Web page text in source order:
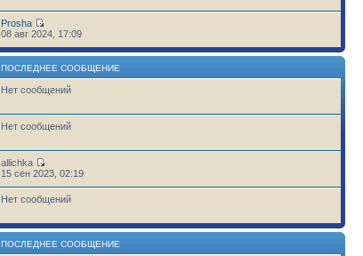
Prosha
08 авг 2024, 17:09
ПОСЛЕДНЕЕ СООБЩЕНИЕ
Нет сообщений
Нет сообщений
allichka
15 сен 2023, 02:19
Нет сообщений
ПОСЛЕДНЕЕ СООБЩЕНИЕ